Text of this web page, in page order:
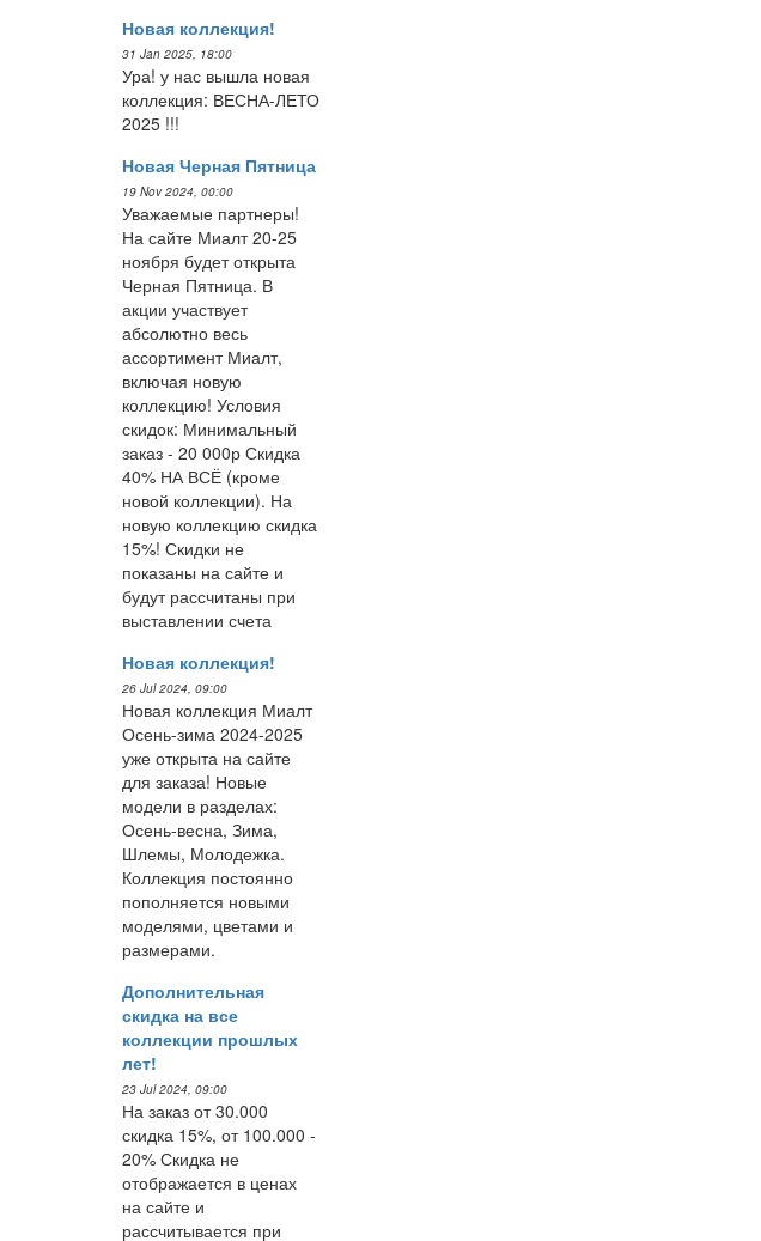
Новая коллекция!
31 Jan 2025, 18:00
Ура! у нас вышла новая
коллекция: ВЕСНА-ЛЕТО
2025 !!!
Новая Черная Пятница
19 Nov 2024, 00:00
Уважаемые партнеры!
На сайте Миалт 20-25
ноября будет открыта
Черная Пятница. В
акции участвует
абсолютно весь
ассортимент Миалт,
включая новую
коллекцию! Условия
скидок: Минимальный
заказ - 20 000р Скидка
40% НА ВСЁ (кроме
новой коллекции). На
новую коллекцию скидка
15%! Скидки не
показаны на сайте и
будут рассчитаны при
выставлении счета
Новая коллекция!
26 Jul 2024, 09:00
Новая коллекция Миалт
Осень-зима 2024-2025
уже открыта на сайте
для заказа! Новые
модели в разделах:
Осень-весна, Зима,
Шлемы, Молодежка.
Коллекция постоянно
пополняется новыми
моделями, цветами и
размерами.
Дополнительная
скидка на все
коллекции прошлых
лет!
23 Jul 2024, 09:00
На заказ от 30.000
скидка 15%, от 100.000 -
20% Скидка не
отображается в ценах
на сайте и
рассчитывается при